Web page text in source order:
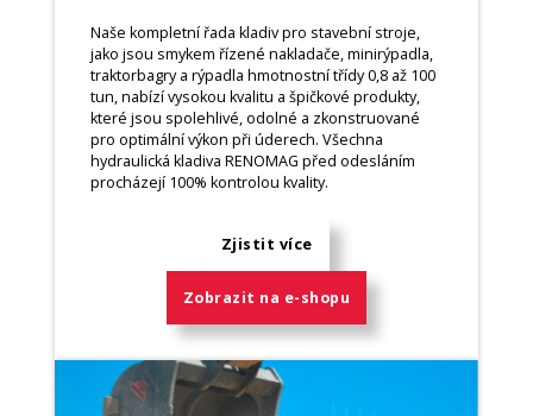
Naše kompletní řada kladiv pro stavební stroje,
jako jsou smykem řízené nakladače, minirýpadla,
traktorbagry a rýpadla hmotnostní třídy 0,8 až 100
tun, nabízí vysokou kvalitu a špičkové produkty,
které jsou spolehlivé, odolné a zkonstruované
pro optimální výkon při úderech. Všechna
hydraulická kladiva RENOMAG před odesláním
procházejí 100% kontrolou kvality.
Zjistit více
Zobrazit na e-shopu